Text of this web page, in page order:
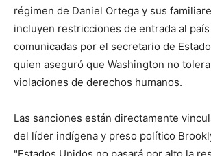
régimen de Daniel Ortega y sus
incluyen restricciones de entrada al
comunicadas por el secretario de
quien aseguró que Washington no
violaciones de derechos humanos.
Las sanciones están directamente
del líder indígena y preso político